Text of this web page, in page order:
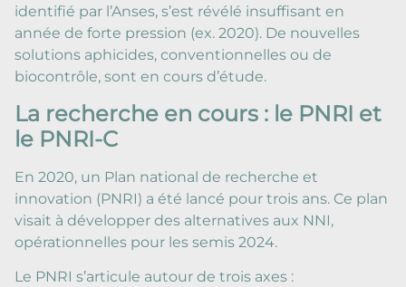
identifié par l’Anses, s’est révélé insuffisant en
année de forte pression (ex. 2020). De nouvelles
solutions aphicides, conventionnelles ou de
biocontrôle, sont en cours d’étude.
La recherche en cours : le PNRI et
le PNRI-C
En 2020, un Plan national de recherche et
innovation (PNRI) a été lancé pour trois ans. Ce plan
visait à développer des alternatives aux NNI,
opérationnelles pour les semis 2024.
Le PNRI s’articule autour de trois axes :